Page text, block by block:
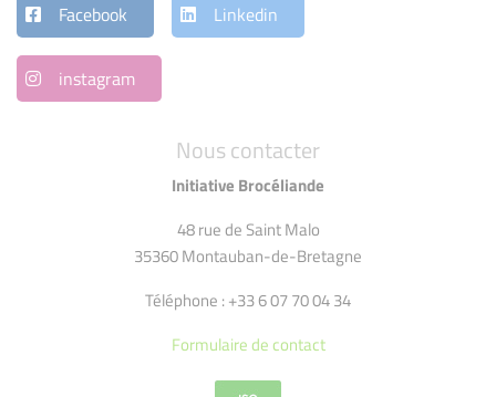
Nous contacter
Initiative Brocéliande
48 rue de Saint Malo
35360 Montauban-de-Bretagne
Téléphone : +33 6 07 70 04 34
Formulaire de contact
Facebook Linkedin
instagram